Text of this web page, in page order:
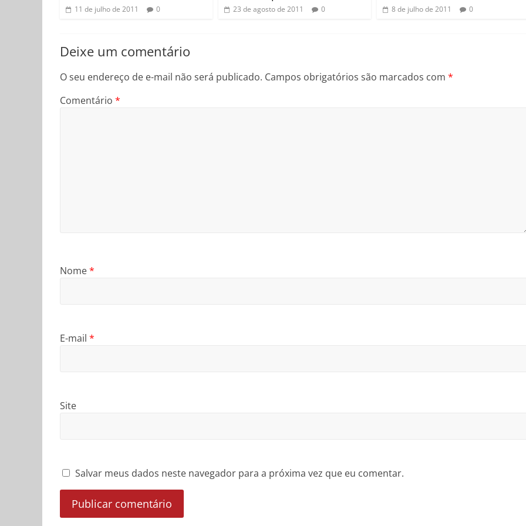
11 de julho de 2011 0 23 de agosto de 2011 0 8 de julho de 2011 0
Deixe um comentário
O seu endereço de e-mail não será publicado. Campos obrigatórios são marcados com *
Comentário *
Nome*
E-mail *
Site
Salvar meus dados neste navegador para a próxima vez que eu comentar.